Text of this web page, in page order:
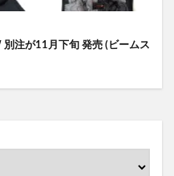
注が11月下旬 発売 (ビームス